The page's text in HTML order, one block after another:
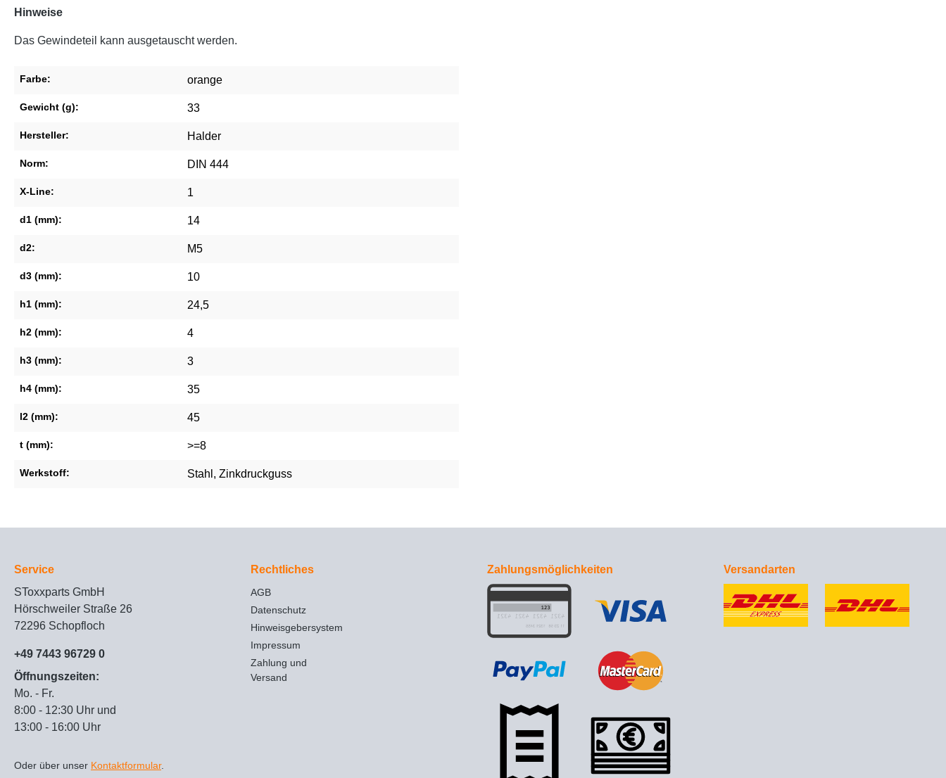
Hinweise
Das Gewindeteil kann ausgetauscht werden.
Farbe: orange
Gewicht (g): 33
Hersteller: Halder
Norm: DIN 444
X-Line: 1
d1 (mm): 14
d2: M5
d3 (mm): 10
h1 (mm): 24,5
h2 (mm): 4
h3 (mm): 3
h4 (mm): 35
l2 (mm): 45
t (mm): >=8
Werkstoff: Stahl , Zinkdruckguss
Service
SToxxparts GmbH
Hörschweiler Straße 26
72296 Schopfloch
+49 7443 96729 0
Öffnungszeiten:
Mo. - Fr.
8:00 - 12:30 Uhr und
13:00 - 16:00 Uhr
Oder über unser Kontaktformular.
Rechtliches
AGB
Datenschutz
Hinweisgebersystem
Impressum
Zahlung und
Versand
Zahlungsmöglichkeiten Versandarten